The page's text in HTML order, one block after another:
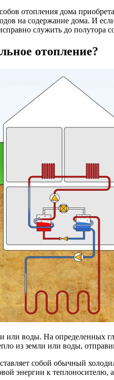
отопления дома
на содержание дома. И
служить до полутора
отопление?
или воды. На определенных
из земли или воды,
собой обычный
энергии к